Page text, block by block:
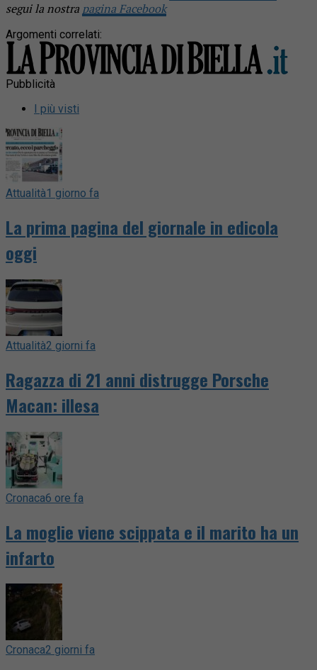
segui la nostra pagina Facebook
Argomenti correlati:
Pubblicità
I più visti
Attualità1 giorno fa
La prima pagina del giornale in edicola
oggi
Attualità2 giorni fa
Ragazza di 21 anni distrugge Porsche
Macan: illesa
Cronaca6 ore fa
La moglie viene scippata e il marito ha un
infarto
Cronaca2 giorni fa